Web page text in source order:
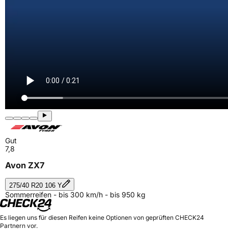
Gut
7,8
Avon ZX7
275/40 R20 106 Y
Sommerreifen - bis 300 km/h - bis 950 kg
Es liegen uns für diesen Reifen keine Optionen von geprüften CHECK24
Partnern vor.